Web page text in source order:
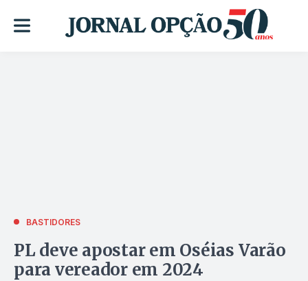
BASTIDORES
PL deve apostar em Oséias Varão
para vereador em 2024